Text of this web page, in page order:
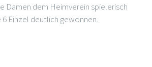
Damen dem Heimverein spielerisch
Einzel deutlich gewonnen.